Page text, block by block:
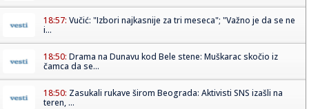
18:57: Vučić: "Izbori najkasnije za tri meseca"; "Važno je da se ne
i...
18:50: Drama na Dunavu kod Bele stene: Muškarac skočio iz
čamca da se...
18:50: Zasukali rukave širom Beograda: Aktivisti SNS izašli na
teren, ...